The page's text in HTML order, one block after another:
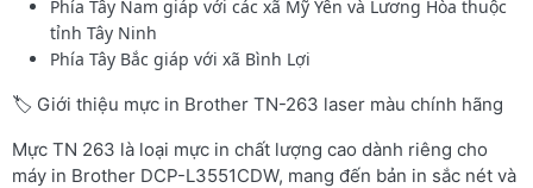
Phía Tây Nam giáp với các xã Mỹ Yên và Lương Hòa thuộc
tỉnh Tây Ninh
Phía Tây Bắc giáp với xã Bình Lợi
🏷️ Giới thiệu mực in Brother TN-263 laser màu chính hãng
Mực TN 263 là loại mực in chất lượng cao dành riêng cho
máy in Brother DCP-L3551CDW, mang đến bản in sắc nét và